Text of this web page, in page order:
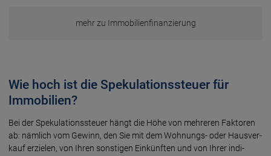
mehr zu Immobilienfinanzierung
Wie hoch ist die Spekulationssteuer für
Immobilien?
Bei der Spekulations­steuer hängt die Höhe von mehre­ren Fakto­ren
ab: näm­lich vom Gewinn, den Sie mit dem Woh­nungs- oder Haus­ver­
kauf er­zie­len, von Ihren sons­tigen Ein­künf­ten und von Ihrer indi­